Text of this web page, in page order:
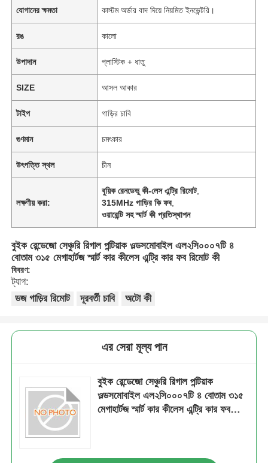
যোগানের ক্ষমতা কাস্টম অর্ডার বাদ দিয়ে নিয়মিত ইনভেন্টরি।
রঙ কালো
উপাদান প্লাস্টিক + ধাতু
SIZE আসল আকার
টাইপ গাড়ির চাবি
গুণমান চমৎকার
উৎপত্তি স্থল চীন
লক্ষণীয় করা:
বুয়িক রেনডেভু কী-লেস এন্ট্রি রিমোট,
315MHz গাড়ির কি ফব,
ওয়ারেন্টি সহ স্মার্ট কী প্রতিস্থাপন
বুইক রেন্ডেজো সেঞ্চুরি রিগাল পন্টিয়াক ওল্ডসমোবাইল এল২সি০০০৭টি ৪
বোতাম ৩১৫ মেগাহার্টজ স্মার্ট কার কীলেস এন্ট্রি কার ফব রিমোট কী
বিবরণ:
ট্যাগ:
ডজ গাড়ির রিমোট
দূরবর্তী চাবি অটো কী
এর সেরা মূল্য পান
বুইক রেন্ডেজো সেঞ্চুরি রিগাল পন্টিয়াক
ওল্ডসমোবাইল এল২সি০০০৭টি ৪ বোতাম ৩১৫
মেগাহার্টজ স্মার্ট কার কীলেস এন্ট্রি কার ফব